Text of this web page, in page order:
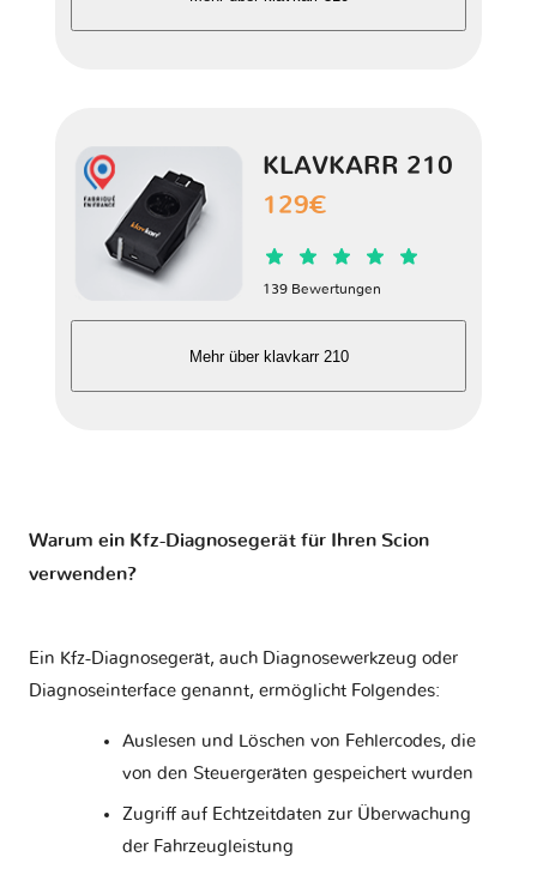
KLAVKARR 210
129€
139 Bewertungen
Mehr über klavkarr 210
Warum ein Kfz-Diagnosegerät für Ihren Scion
verwenden?
Ein Kfz-Diagnosegerät, auch Diagnosewerkzeug oder
Diagnoseinterface genannt, ermöglicht Folgendes:
Auslesen und Löschen von Fehlercodes, die
von den Steuergeräten gespeichert wurden
Zugriff auf Echtzeitdaten zur Überwachung
der Fahrzeugleistung